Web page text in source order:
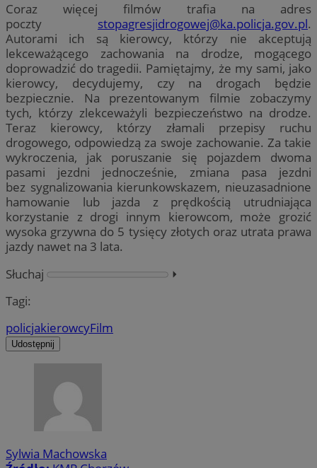
Coraz więcej filmów trafia na adres
poczty stopagresjidrogowej@ka.policja.gov.pl.
Autorami ich są kierowcy, którzy nie akceptują
lekceważącego zachowania na drodze, mogącego
doprowadzić do tragedii. Pamiętajmy, że my sami, jako
kierowcy, decydujemy, czy na drogach będzie
bezpiecznie. Na prezentowanym filmie zobaczymy
tych, którzy zlekceważyli bezpieczeństwo na drodze.
Teraz kierowcy, którzy złamali przepisy ruchu
drogowego, odpowiedzą za swoje zachowanie. Za takie
wykroczenia, jak poruszanie się pojazdem dwoma
pasami jezdni jednocześnie, zmiana pasa jezdni
bez sygnalizowania kierunkowskazem, nieuzasadnione
hamowanie lub jazda z prędkością utrudniająca
korzystanie z drogi innym kierowcom, może grozić
wysoka grzywna do 5 tysięcy złotych oraz utrata prawa
jazdy nawet na 3 lata.
Słuchaj
⏵︎
Tagi:
policjakierowcyFilm
Udostępnij
Sylwia Machowska